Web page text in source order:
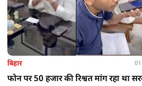
बिहार
फोन पर 50 हजार की रिश्वत मांग रहा था